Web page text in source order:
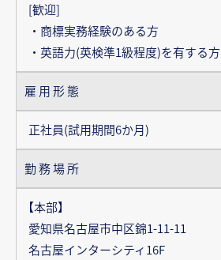
[歓迎]
・商標実務経験のある方
・英語力(英検準1級程度)を有する方
雇用形態
正社員(試用期間6か月)
勤務場所
【本部】
愛知県名古屋市中区錦1-11-11
名古屋インターシティ16F